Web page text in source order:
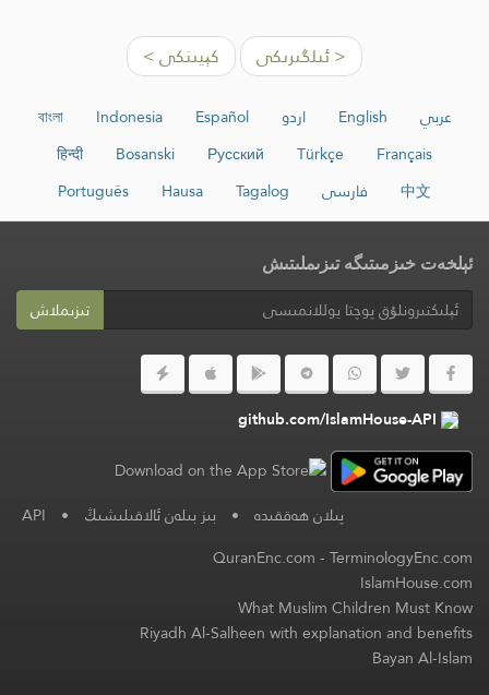
< ئىلگىرىكى كېيىنكى >
عربي English اردو Español
Indonesia
বাংলা
Français
Türkçe
Русский
Bosanski
हिन्दी
中文
فارسی Tagalog
Hausa
Português
ئېلخەت خىزمىتىگە تىزىملىتىش
تىزىملاش
github.com/IslamHouse-API
پىلان ھەققىدە • بىز بىلەن ئالاقىلىشىڭ •
API
QuranEnc.com-TerminologyEnc.com
IslamHouse.com
What Muslim Children Must Know
Riyadh Al-Salheen with explanation and benefits
Bayan Al-Islam